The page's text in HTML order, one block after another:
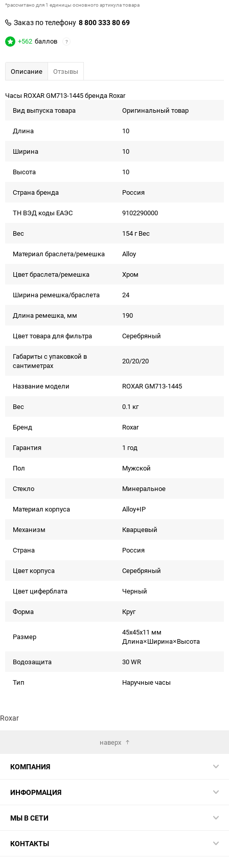
*рассчитано для 1 единицы основного артикула товара
Заказ по телефону 8 800 333 80 69
+562 баллов ?
Описание Отзывы
Часы ROXAR GM713-1445 бренда Roxar
Вид выпуска товара
Оригинальный товар
Длина 10
Ширина 10
Высота 10
Страна бренда Россия
ТН ВЭД коды ЕАЭС 9102290000
Вес 154 г Вес
Материал браслета/ремешка Alloy
Цвет браслета/ремешка Хром
Ширина ремешка/браслета 24
Длина ремешка, мм 190
Цвет товара для фильтра Серебряный
Габариты с упаковкой в
сантиметрах
20/20/20
Название модели ROXAR GM713-1445
Вес 0.1 кг
Бренд Roxar
Гарантия 1 год
Пол Мужской
Стекло Минеральное
Материал корпуса Alloy+IP
Механизм Кварцевый
Страна Россия
Цвет корпуса Серебряный
Цвет циферблата Черный
Форма Круг
Размер
45x45x11 мм
Длина×Ширина×Высота
Водозащита 30 WR
Тип Наручные часы
Roxar
наверх
КОМПАНИЯ
ИНФОРМАЦИЯ
МЫ В СЕТИ
КОНТАКТЫ